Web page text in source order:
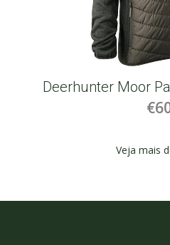
Deerhunter Moor
Veja mais